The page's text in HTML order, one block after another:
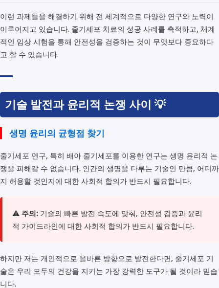
이런 과제들을 해결하기 위해 전 세계적으로 다양한 연구와 노력이
이루어지고 있습니다. 줄기세포 치료의 성공 사례를 축적하고, 체계
적인 임상 시험을 통해 안전성을 검증하는 것이 무엇보다 중요하다
고 할 수 있습니다.
기술 발전과 윤리적 논쟁 사이 💡
생명 윤리의 균형점 찾기
줄기세포 연구, 특히 배아 줄기세포를 이용한 연구는 생명 윤리적 논
쟁을 피해갈 수 없습니다. 인간의 생명을 다루는 기술인 만큼, 어디까
지 허용할 것인지에 대한 사회적 합의가 반드시 필요합니다.
⚠️ 주의: 기술의 빠른 발전 속도에 맞춰, 안전성 검증과 윤리
적 가이드라인에 대한 사회적 합의가 반드시 필요합니다.
하지만 저는 개인적으로 올바른 방향으로 발전한다면, 줄기세포 기
술은 우리 모두의 건강을 지키는 가장 강력한 도구가 될 것이라 믿습
니다.